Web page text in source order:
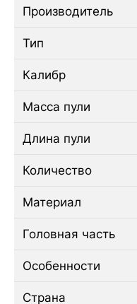
Производитель
Тип
Калибр
Масса пули
Длина пули
Количество
Материал
Головная часть
Особенности
Страна